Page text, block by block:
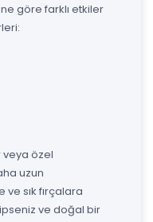
göre farklı etkiler
veya özel
uzun
sık fırçalara
ve doğal bir